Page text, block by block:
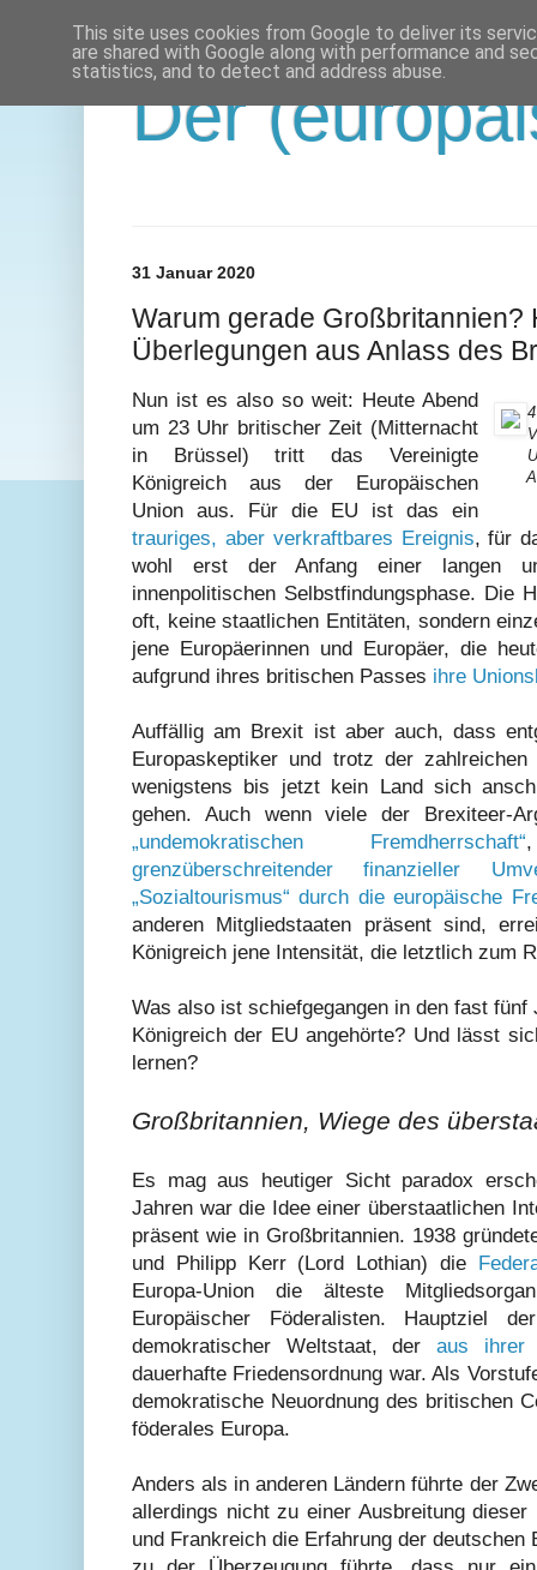
Der
31 Januar 2020
Warum gerade Großbritannien?
Überlegungen aus Anlass des
Nun ist es also so weit: Heute Abend
um 23 Uhr britischer Zeit (Mitternacht
in Brüssel) tritt das Vereinigte
Königreich aus der Europäischen
Union aus. Für die EU ist das ein
trauriges, aber verkraftbares Ereignis, für
wohl erst der Anfang einer langen
innenpolitischen Selbstfindungsphase. Die
oft, keine staatlichen Entitäten, sondern
jene Europäerinnen und Europäer, die
aufgrund ihres britischen Passes ihre
Auffällig am Brexit ist aber auch, dass
Europaskeptiker und trotz der
wenigstens bis jetzt kein Land sich
gehen. Auch wenn viele der Brexiteer-
„undemokratischen Fremdherrschaft“
grenzüberschreitender finanzieller
„Sozialtourismus“ durch die europäische
anderen Mitgliedstaaten präsent sind,
Königreich jene Intensität, die letztlich zum
Was also ist schiefgegangen in den fast fünf
Königreich der EU angehörte? Und lässt
lernen?
Großbritannien, Wiege des
Es mag aus heutiger Sicht paradox
Jahren war die Idee einer überstaatlichen
präsent wie in Großbritannien. 1938
und Philipp Kerr (Lord Lothian) die
Europa-Union die älteste
Europäischer Föderalisten. Hauptziel
demokratischer Weltstaat, deraus ihrer
dauerhafte Friedensordnung war. Als
demokratische Neuordnung des britischen
föderales Europa.
Anders als in anderen Ländern führte der
allerdings nicht zu einer Ausbreitung
und Frankreich die Erfahrung der deutschen
This site uses cookies from Google to deliver its
are shared with Google along with performance and
statistics, and to detect and address abuse.